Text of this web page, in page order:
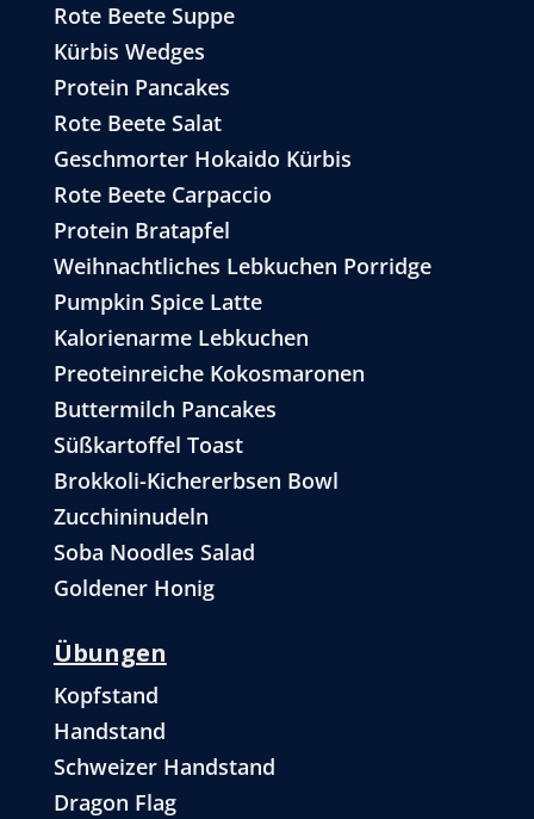
Rote Beete Suppe
Kürbis Wedges
Protein Pancakes
Rote Beete Salat
Geschmorter Hokaido Kürbis
Rote Beete Carpaccio
Protein Bratapfel
Weihnachtliches Lebkuchen Porridge
Pumpkin Spice Latte
Kalorienarme Lebkuchen
Preoteinreiche Kokosmaronen
Buttermilch Pancakes
Süßkartoffel Toast
Brokkoli-Kichererbsen Bowl
Zucchininudeln
Soba Noodles Salad
Goldener Honig
Übungen
Kopfstand
Handstand
Schweizer Handstand
Dragon Flag